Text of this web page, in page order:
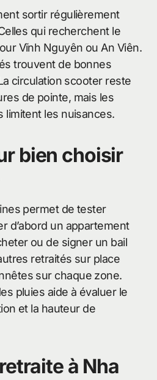
sortir régulièrement
qui recherchent le
Vĩnh Nguyên ou An Viên.
trouvent de bonnes
circulation scooter reste
de pointe, mais les
limitent les nuisances.
bien choisir
permet de tester
d’abord un appartement
ou de signer un bail
retraités sur place
sur chaque zone.
pluies aide à évaluer le
et la hauteur de
à Nha